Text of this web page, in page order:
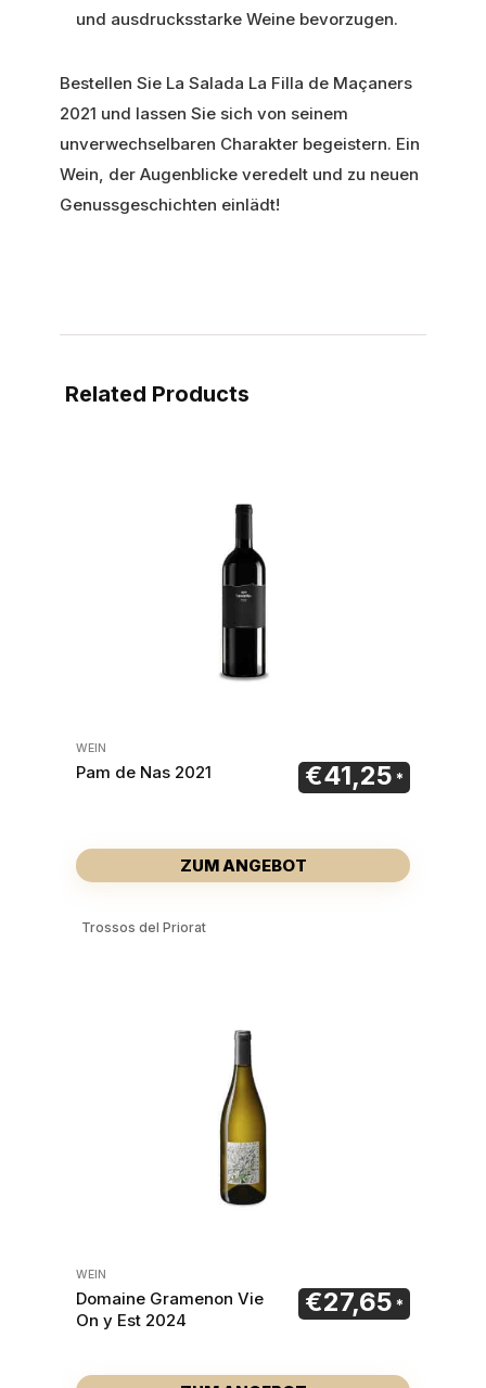
und ausdrucksstarke Weine bevorzugen.
Bestellen Sie La Salada La Filla de Maçaners
2021 und lassen Sie sich von seinem
unverwechselbaren Charakter begeistern. Ein
Wein, der Augenblicke veredelt und zu neuen
Genussgeschichten einlädt!
Related Products
WEIN
Pam de Nas 2021 €41,25
ZUM ANGEBOT
Trossos del Priorat
WEIN
Domaine Gramenon Vie
On y Est 2024
€27,65